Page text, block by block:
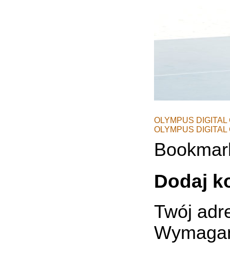
OLYMPUS DIGITAL
OLYMPUS DIGITAL
Dodaj
Twój